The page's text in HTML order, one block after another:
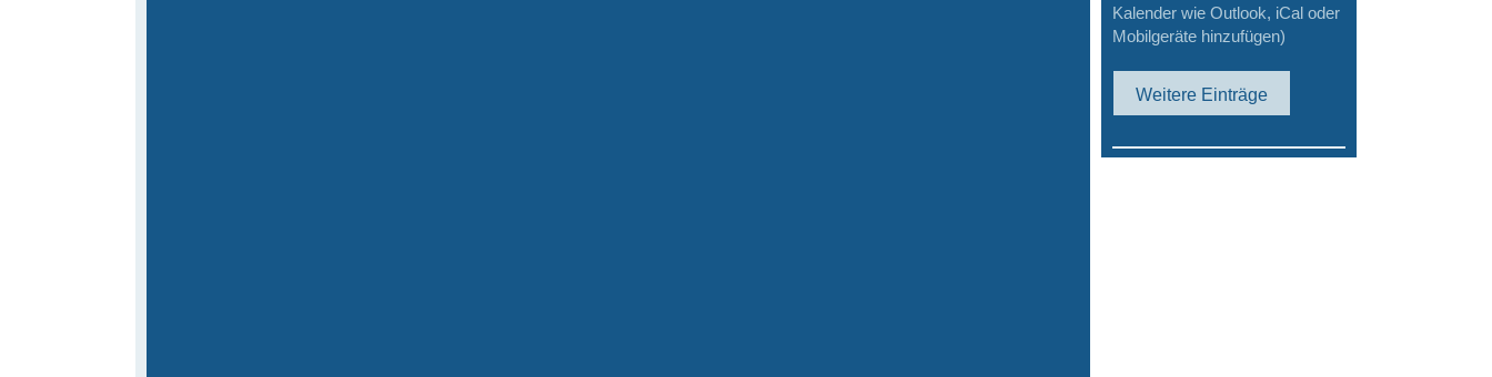
Kalender wie Outlook, iCal oder
Mobilgeräte hinzufügen)
Weitere Einträge